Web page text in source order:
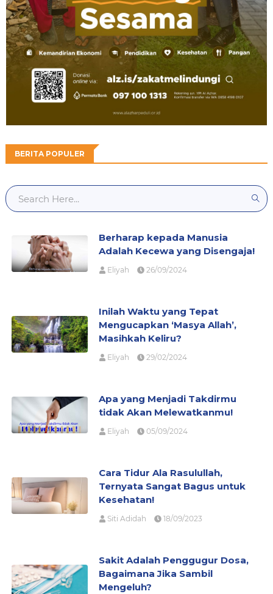
BERITA POPULER
Berharap kepada Manusia
Adalah Kecewa yang Disengaja!
Eliyah 26/09/2024
Inilah Waktu yang Tepat
Mengucapkan ‘Masya Allah’,
Masihkah Keliru?
Eliyah 29/02/2024
Apa yang Menjadi Takdirmu
tidak Akan Melewatkanmu!
Eliyah 05/09/2024
Cara Tidur Ala Rasulullah,
Ternyata Sangat Bagus untuk
Kesehatan!
Siti Adidah 18/09/2023
Sakit Adalah Penggugur Dosa,
Bagaimana Jika Sambil
Mengeluh?